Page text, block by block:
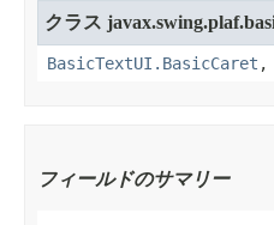
クラス
BasicTextUI.BasicCaret ,
フィールドのサマリー